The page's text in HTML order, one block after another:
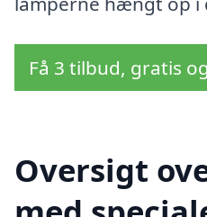
Få 3 tilbud, gratis
Oversigt